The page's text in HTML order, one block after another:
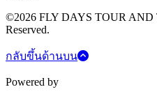
©2026 FLY DAYS TOUR
Reserved.
กลับขึ้นด้านบน
Powered by